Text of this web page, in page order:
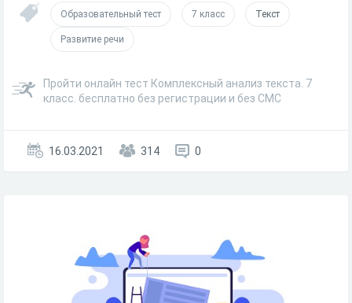
Образовательный тест 7 класс Текст
Развитие речи
Пройти онлайн тест Комплексный анализ текста. 7
класс. бесплатно без регистрации и без СМС
16.03.2021 314 0